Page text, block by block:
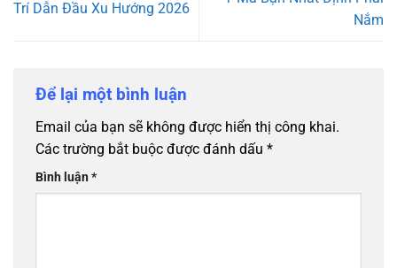
Trí Dẫn Đầu Xu Hướng 2026
Nắm
Để lại một bình luận
Email của bạn sẽ không được hiển thị công khai.
Các trường bắt buộc được đánh dấu *
Bình luận*